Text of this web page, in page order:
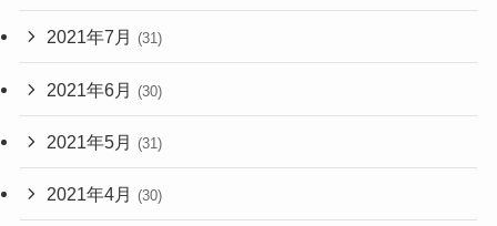
2021年7月 (31)
2021年6月 (30)
2021年5月 (31)
2021年4月 (30)